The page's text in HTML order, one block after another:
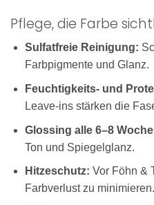
Pflege, die Farbe
Sulfatfreie Reinigung:
Farbpigmente und Glanz.
Feuchtigkeits- und
Leave-ins stärken die
Glossing alle 6–8
Ton und Spiegelglanz.
Hitzeschutz: Vor Föhn &
Farbverlust zu minimieren.